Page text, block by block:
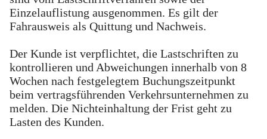
Einzelauflistung ausgenommen. Es gilt der
Fahrausweis als Quittung und Nachweis.
Der Kunde ist verpflichtet, die Lastschriften zu
kontrollieren und Abweichungen innerhalb von 8
Wochen nach festgelegtem Buchungszeitpunkt
beim vertragsführenden Verkehrsunternehmen zu
melden. Die Nichteinhaltung der Frist geht zu
Lasten des Kunden.